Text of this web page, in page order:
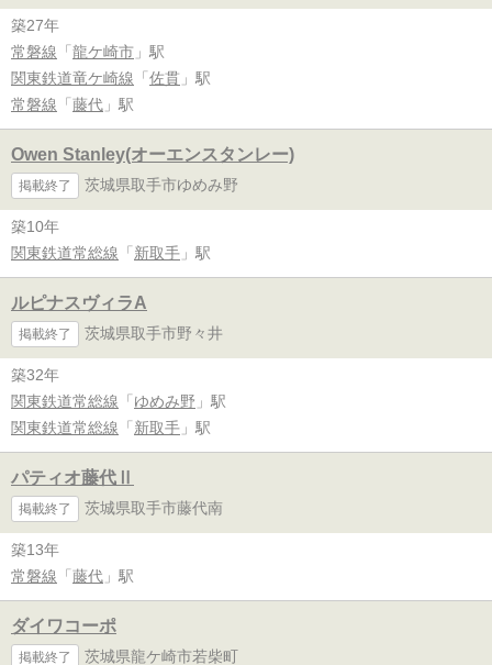
築27年
常磐線 「 龍ケ崎市 」駅
関東鉄道竜ケ崎線 「 佐貫 」駅
常磐線 「 藤代 」駅
Owen Stanley(オーエンスタンレー)
掲載終了 茨城県取手市ゆめみ野
築10年
関東鉄道常総線 「 新取手 」駅
ルピナスヴィラA
掲載終了 茨城県取手市野々井
築32年
関東鉄道常総線 「 ゆめみ野 」駅
関東鉄道常総線 「 新取手 」駅
パティオ藤代Ⅱ
掲載終了 茨城県取手市藤代南
築13年
常磐線 「 藤代 」駅
ダイワコーポ
掲載終了 茨城県龍ケ崎市若柴町